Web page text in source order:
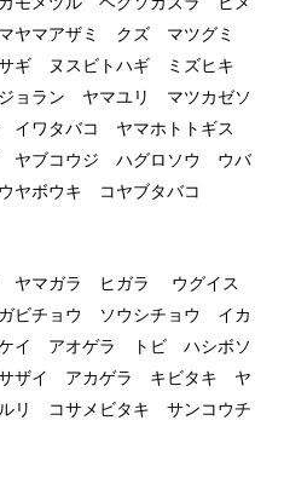
ヤマアザミ クズ マツグミ
ギ ヌスビトハギ ミズヒキ
ョラン ヤマユリ マツカゼソ
ワタバコ ヤマホトトギス
ヤブコウジ ハグロソウ ウバ
ヤボウキ コヤブタバコ
ヤマガラ ヒガラ ウグイス
チョウ ソウシチョウ イカ
イ アオゲラ トビ ハシボソ
ザイ アカゲラ キビタキ ヤ
リ コサメビタキ サンコウチ